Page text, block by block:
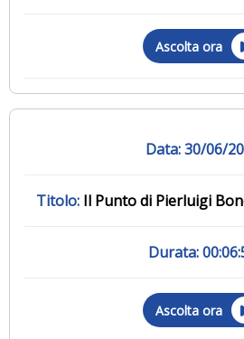
Ascolta ora
30/06/
Il Punto di Pierluigi
Ascolta ora